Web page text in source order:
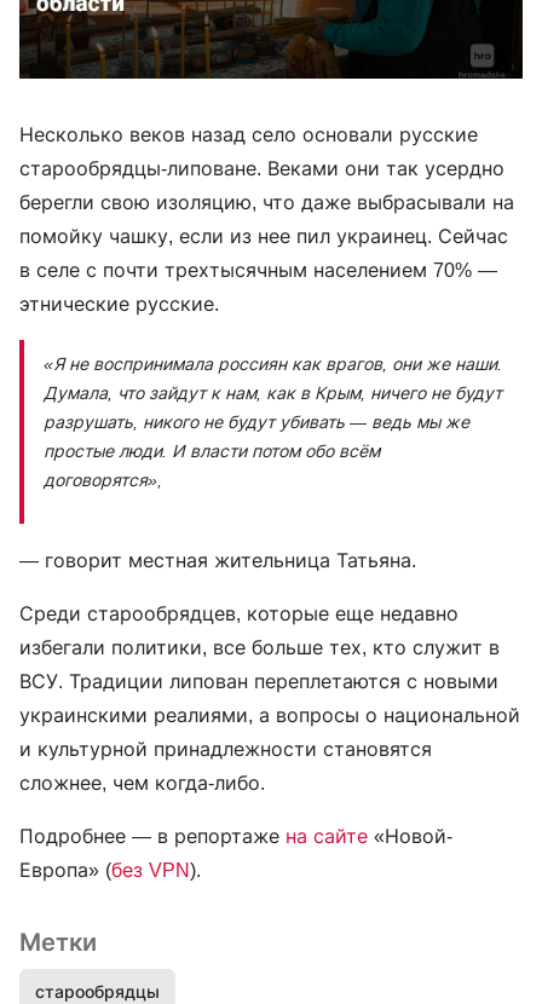
Несколько веков назад село основали русские
старообрядцы-липоване. Веками они так усердно
берегли свою изоляцию, что даже выбрасывали на
помойку чашку, если из нее пил украинец. Сейчас
в селе с почти трехтысячным населением 70% —
этнические русские.
«Я не воспринимала россиян как врагов, они же наши.
Думала, что зайдут к нам, как в Крым, ничего не будут
разрушать, никого не будут убивать — ведь мы же
простые люди. И власти потом обо всём
договорятся»,
— говорит местная жительница Татьяна.
Среди старообрядцев, которые еще недавно
избегали политики, все больше тех, кто служит в
ВСУ. Традиции липован переплетаются с новыми
украинскими реалиями, а вопросы о национальной
и культурной принадлежности становятся
сложнее, чем когда-либо.
Подробнее — в репортаже на сайте «Новой-
Европа» (без VPN).
Метки
старообрядцы